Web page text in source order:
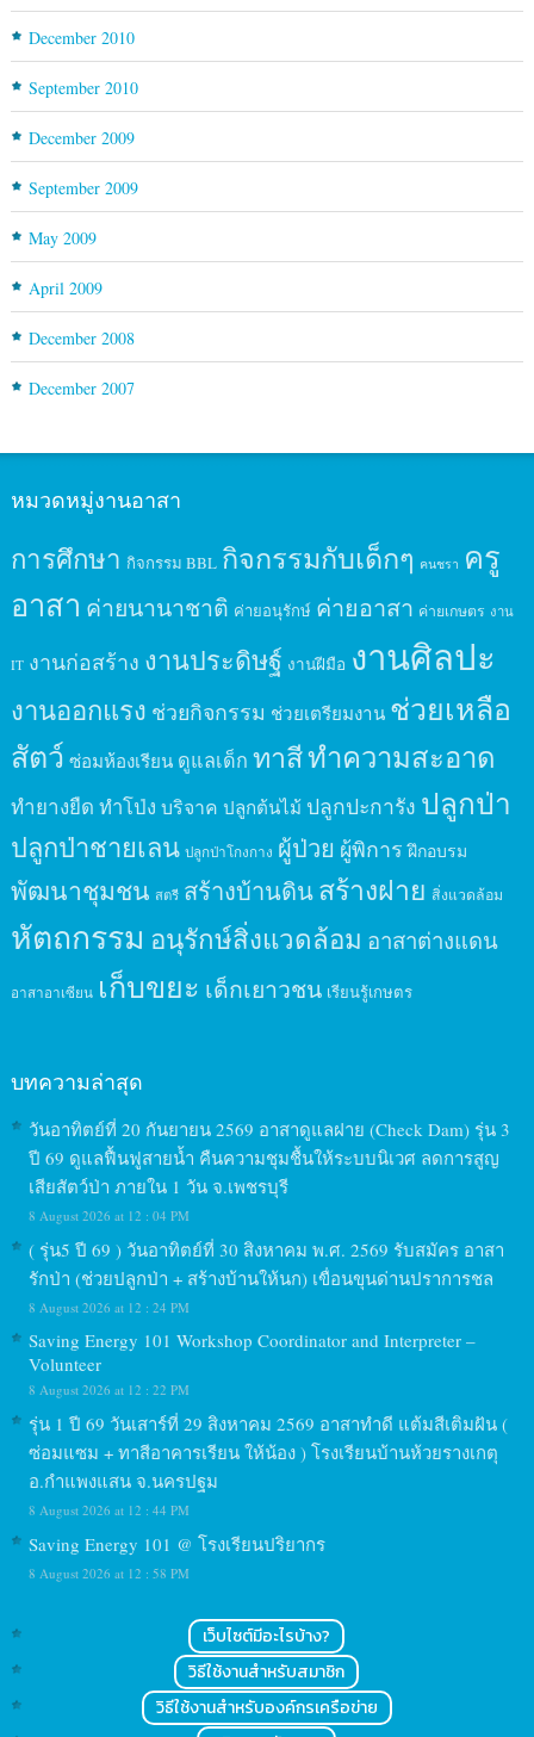
December 2010
September 2010
December 2009
September 2009
May 2009
April 2009
December 2008
December 2007
หมวดหมู่งานอาสา
การศึกษา กิจกรรม BBL กิจกรรมกับเด็กๆ คนชรา ครู
อาสา ค่ายนานาชาติ ค่ายอนุรักษ์ ค่ายอาสา ค่ายเกษตร งาน
IT งานก่อสร้าง งานประดิษฐ์ งานฝีมือ งานศิลปะ
งานออกแรง ช่วยกิจกรรม ช่วยเตรียมงาน ช่วยเหลือ
สัตว์ ซ่อมห้องเรียน ดูแลเด็ก ทาสีทำความสะอาด
ทำยางยืด ทำโป่ง บริจาค ปลูกต้นไม้ ปลูกปะการัง ปลูกป่า
ปลูกป่าชายเลน ปลูกป่าโกงกาง ผู้ป่วย ผู้พิการ ฝึกอบรม
พัฒนาชุมชน สตรี สร้างบ้านดินสร้างฝาย สิ่งแวดล้อม
หัตถกรรม อนุรักษ์สิ่งแวดล้อม อาสาต่างแดน
อาสาอาเซียน เก็บขยะ เด็กเยาวชน เรียนรู้เกษตร
บทความล่าสุด
วันอาทิตย์ที่ 20 กันยายน 2569 อาสาดูแลฝาย (Check Dam) รุ่น 3
ปี 69 ดูแลฟื้นฟูสายน้ำ คืนความชุมชื้นให้ระบบนิเวศ ลดการสูญ
เสียสัตว์ป่า ภายใน 1 วัน จ.เพชรบุรี
8 August 2026 at 12 : 04 PM
( รุ่น5 ปี 69 ) วันอาทิตย์ที่ 30 สิงหาคม พ.ศ. 2569 รับสมัคร อาสา
รักป่า (ช่วยปลูกป่า + สร้างบ้านให้นก) เขื่อนขุนด่านปราการชล
8 August 2026 at 12 : 24 PM
Saving Energy 101 Workshop Coordinator and Interpreter –
Volunteer
8 August 2026 at 12 : 22 PM
รุ่น 1 ปี 69 วันเสาร์ที่ 29 สิงหาคม 2569 อาสาทำดี แต้มสีเติมฝัน (
ซ่อมแซม + ทาสีอาคารเรียน ให้น้อง ) โรงเรียนบ้านห้วยรางเกตุ
อ.กำแพงแสน จ.นครปฐม
8 August 2026 at 12 : 44 PM
Saving Energy 101 @ โรงเรียนปริยากร
8 August 2026 at 12 : 58 PM
เว็บไซต์มีอะไรบ้าง?
วิธีใช้งานสำหรับสมาชิก
วิธีใช้งานสำหรับองค์กรเครือข่าย